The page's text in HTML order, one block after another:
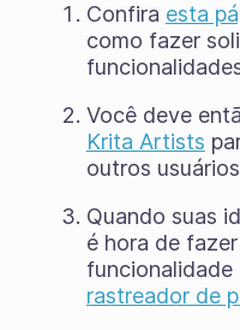
Confira esta
como fazer
Você deve
Krita Artists
outros
Quando suas
é hora de
funcionalidade
rastreador de